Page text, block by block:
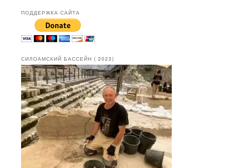
ПОДДЕРЖКА САЙТА
СИЛОАМСКИЙ БАССЕЙН ( 2023)